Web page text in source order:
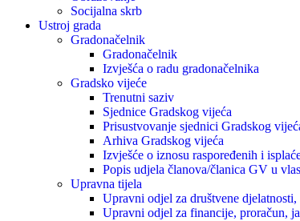
Socijalna skrb
Ustroj grada
Gradonačelnik
Gradonačelnik
Izvješća o radu gradonačelnika
Gradsko vijeće
Trenutni saziv
Sjednice Gradskog vijeća
Prisustvovanje sjednici Gradskog
Arhiva Gradskog vijeća
Izvješće o iznosu raspoređenih i
Popis udjela članova/članica GV u
Upravna tijela
Upravni odjel za društvene
Upravni odjel za financije, proračun,